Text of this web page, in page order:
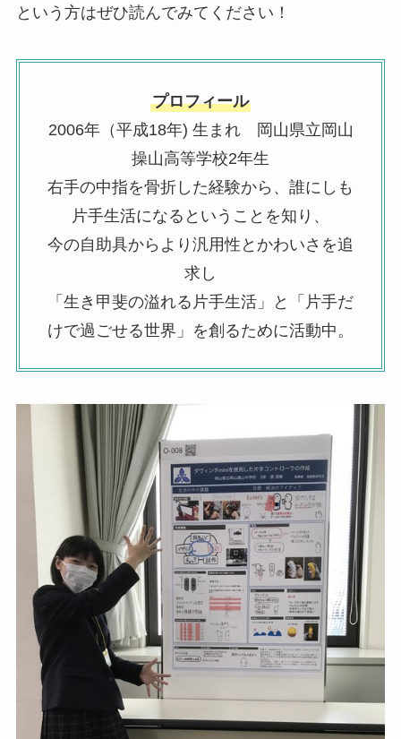
という方はぜひ読んでみてください！
プロフィール
2006年（平成18年) 生まれ 岡山県立岡山
操山高等学校2年生
右手の中指を骨折した経験から、誰にしも
片手生活になるということを知り、
今の自助具からより汎用性とかわいさを追
求し
「生き甲斐の溢れる片手生活」と「片手だ
けで過ごせる世界」を創るために活動中。